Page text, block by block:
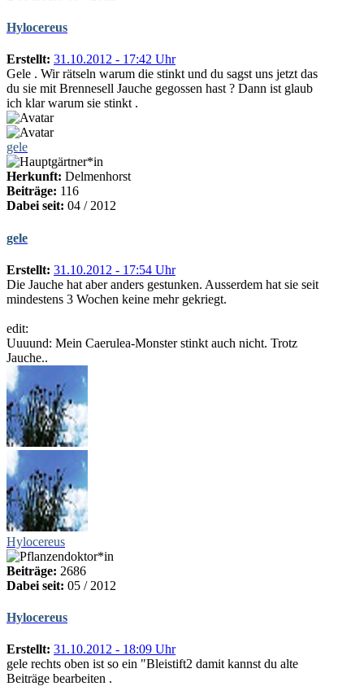
Hylocereus
Erstellt: 31.10.2012 - 17:42 Uhr
Gele . Wir rätseln warum die stinkt und du sagst uns jetzt das
du sie mit Brennesell Jauche gegossen hast ? Dann ist glaub
ich klar warum sie stinkt .
gele
Herkunft: Delmenhorst
Beiträge: 116
Dabei seit: 04 / 2012
gele
Erstellt: 31.10.2012 - 17:54 Uhr
Die Jauche hat aber anders gestunken. Ausserdem hat sie seit
mindestens 3 Wochen keine mehr gekriegt.
edit:
Uuuund: Mein Caerulea-Monster stinkt auch nicht. Trotz
Jauche..
Hylocereus
Beiträge: 2686
Dabei seit: 05 / 2012
Hylocereus
Erstellt: 31.10.2012 - 18:09 Uhr
gele rechts oben ist so ein "Bleistift2 damit kannst du alte
Beiträge bearbeiten .